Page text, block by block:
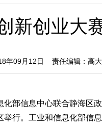
新创业大
年09月12日 责任编辑：高
部信息中心联合静海区
行。工业和信息化部信